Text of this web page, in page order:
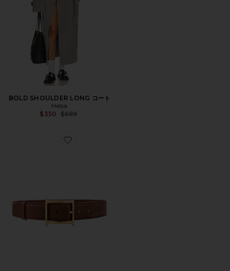
BOLD SHOULDER LONG コート
Helsa
$350 Previous price:
$699
Favorite LOGO CONTRAST ベルト